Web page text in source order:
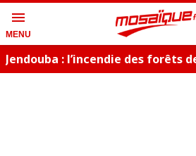
menu
MENU
Jendouba : l’incendie des forêts